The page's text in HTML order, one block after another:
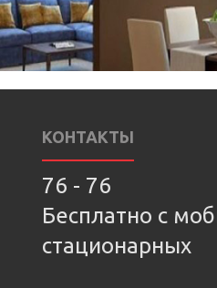
КОНТАКТЫ
76 - 76
Бесплатно с
стационарных